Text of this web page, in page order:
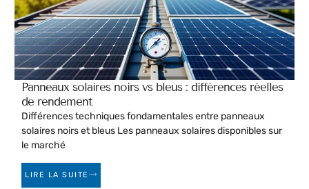
Panneaux solaires noirs vs bleus : différences réelles
de rendement
Différences techniques fondamentales entre panneaux
solaires noirs et bleus Les panneaux solaires disponibles sur
le marché
LIRE LA SUITE